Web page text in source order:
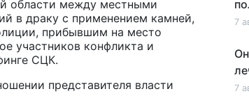
области между местными
в драку с применением камней,
прибывшим на место
участников конфликта и
СЦК.
представителя власти
7
7